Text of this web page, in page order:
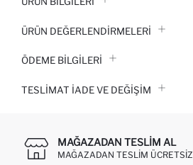
ÜRÜN DEĞERLENDİRMELERİ
ÖDEME BİLGİLERİ
TESLIMAT İADE VE DEĞIŞIM
MAĞAZADAN TESLIM AL
MAĞAZADAN TESLIM ÜCRETSIZ